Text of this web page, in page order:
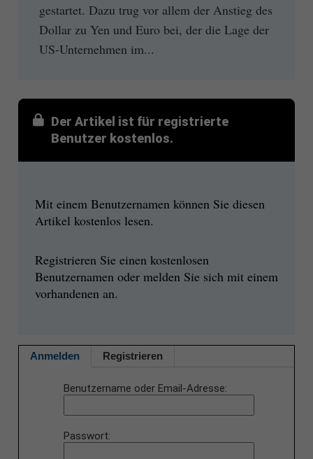
gestartet. Dazu trug vor allem der Anstieg des
Dollar zu Yen und Euro bei, der die Lage der
US-Unternehmen im...
Der Artikel ist für registrierte
Benutzer kostenlos.
Mit einem Benutzernamen können Sie diesen
Artikel kostenlos lesen.
Registrieren Sie einen kostenlosen
Benutzernamen oder melden Sie sich mit einem
vorhandenen an.
Anmelden Registrieren
Benutzername oder Email-Adresse
Passwort